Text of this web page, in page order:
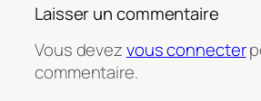
Laisser un commentaire
Vous devezvous connecter
commentaire.